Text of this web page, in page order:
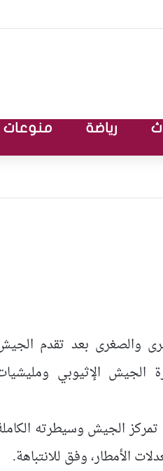
رياضة منوعات
والصغرى بعد تقدم
الجيش الإثيوبي
تمركز الجيش وسيطرته
الأمطار، وفق للانتباهة.